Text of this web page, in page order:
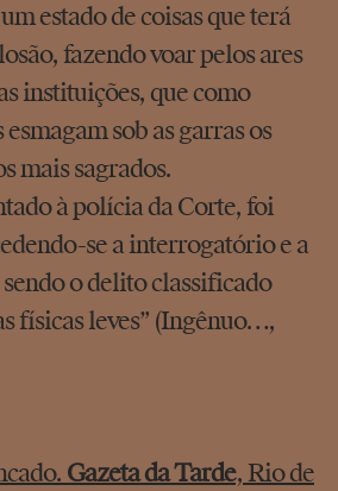
estado de coisas que terá
fazendo voar pelos ares
instituições, que como
sob as garras os
mais sagrados.
à polícia da Corte, foi
se a interrogatório e a
o delito classificado
físicas leves” (Ingênuo…,
Gazeta da Tarde, Rio de